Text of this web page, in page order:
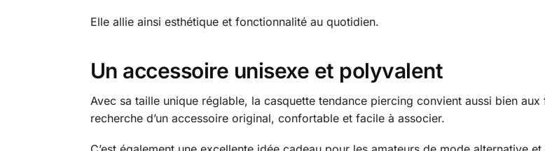
Elle allie ainsi esthétique et fonctionnalité au quotidien.
Un accessoire unisexe et polyvalent
Avec sa taille unique réglable, la casquette tendance piercing convient aussi bien aux
recherche d’un accessoire original, confortable et facile à associer.